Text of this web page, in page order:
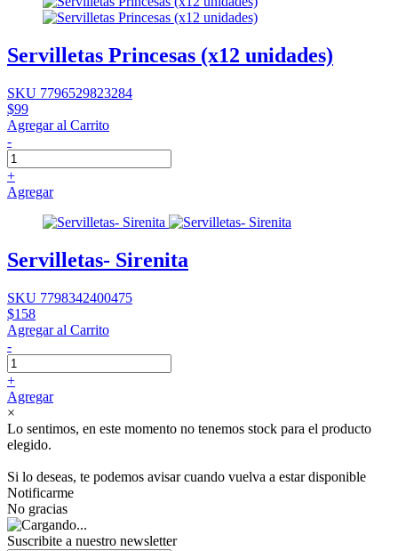
Servilletas Princesas (x12 unidades)
SKU 7796529823284
$99
Agregar al Carrito
-
+
Agregar
Servilletas- Sirenita
SKU 7798342400475
$158
Agregar al Carrito
-
+
Agregar
×
Lo sentimos, en este momento no tenemos stock para el producto
elegido.
Si lo deseas, te podemos avisar cuando vuelva a estar disponible
Notificarme
No gracias
Suscribite a nuestro newsletter